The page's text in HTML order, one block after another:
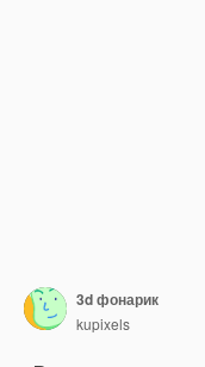
3d фонарик
kupixels